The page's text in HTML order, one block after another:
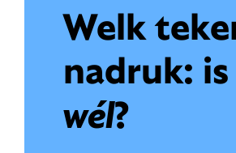
Welk
nadruk:
wél?